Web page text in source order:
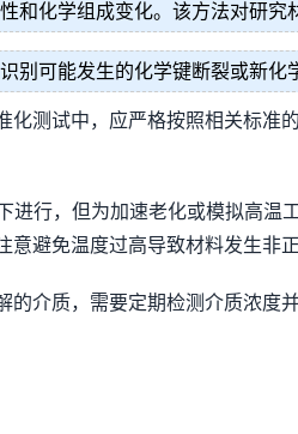
化学组成变化。该方法对研究
可能发生的化学键断裂或新化
测试中，应严格按照相关标准
行，但为加速老化或模拟高
避免温度过高导致材料发生非正
介质，需要定期检测介质浓度